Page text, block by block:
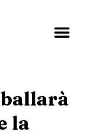
la